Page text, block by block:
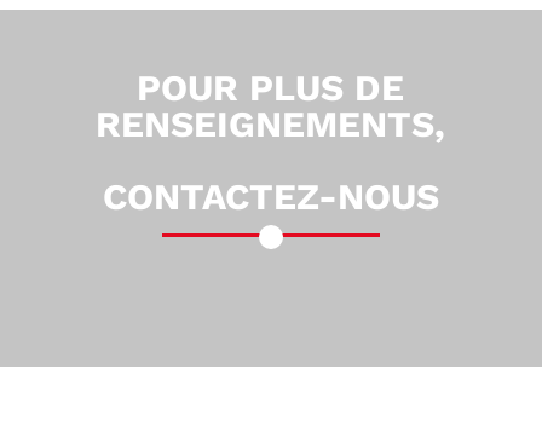
POUR PLUS DE
RENSEIGNEMENTS,
CONTACTEZ-NOUS